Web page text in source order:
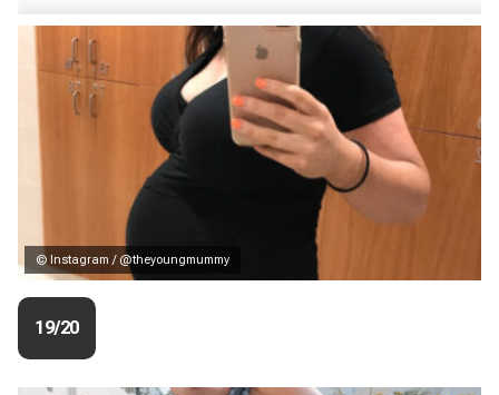
© Instagram / @theyoungmummy
19/20